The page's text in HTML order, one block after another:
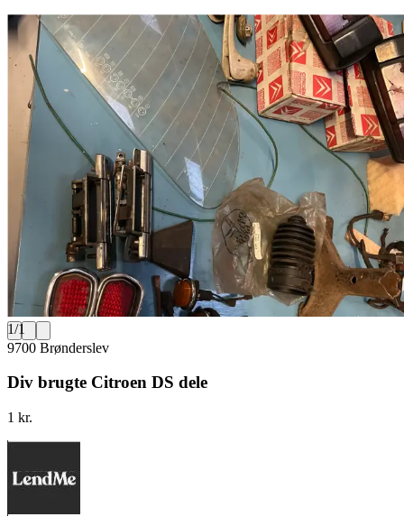
1/1
9700 Brønderslev
Div brugte Citroen DS dele
1 kr.